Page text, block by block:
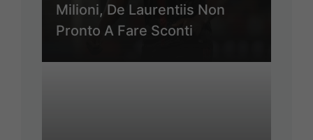
Milioni, De Laurentiis Non
Pronto A Fare Sconti